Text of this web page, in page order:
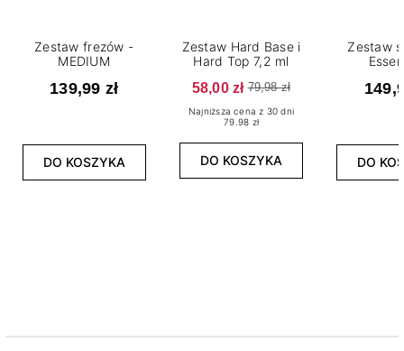
Zestaw frezów -
MEDIUM
139,99 zł
DO KOSZYKA
Zestaw Hard Base i
Hard Top 7,2 ml
58,00 zł 79,98 zł
Najniższa cena z 30 dni
79.98 zł
DO KOSZYKA
Zestaw
DO